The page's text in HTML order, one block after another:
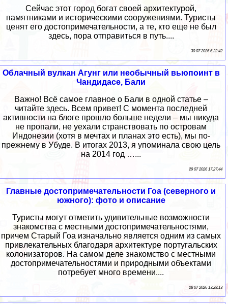
Сейчас этот город богат своей архитектурой,
памятниками и историческими сооружениями. Туристы
ценят его достопримечательности, а те, кто еще не был
здесь, пора отправиться в путь....
30 07 2026 6:22:42
Облачный вулкан Агунг или необычный вьюпоинт в
Чандидасе, Бали
Важно! Всё самое главное о Бали в одной статье –
читайте здесь. Всем привет! С момента последней
активности на блоге прошло больше недели – мы никуда
не пропали, не уехали странствовать по островам
Индонезии (хотя в мечтах и планах это есть), мы по-
прежнему в Убуде. В итогах 2013, я упоминала свою цель
на 2014 год …...
29 07 2026 17:27:44
Главные достопримечательности Гоа (северного и
южного): фото и описание
Туристы могут отметить удивительные возможности
знакомства с местными достопримечательностями,
причем Старый Гоа изначально является одним из самых
привлекательных благодаря архитектуре португальских
колонизаторов. На самом деле знакомство с местными
достопримечательностями и природными объектами
потребует много времени....
28 07 2026 13:28:13